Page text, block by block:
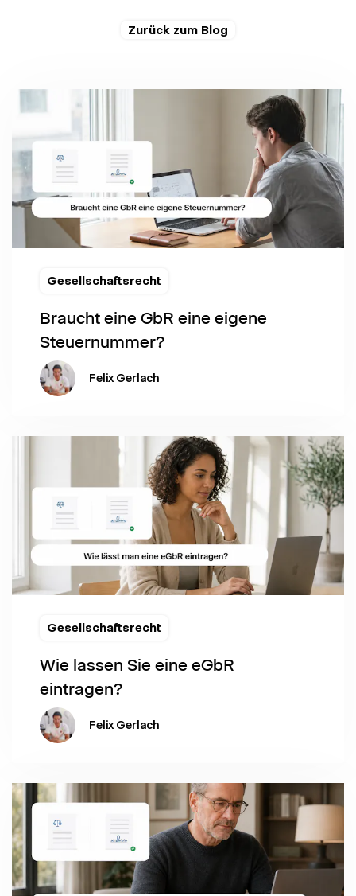
Zurück zum Blog
Gesellschaftsrecht
Braucht eine GbR eine eigene
Steuernummer?
Felix Gerlach
Gesellschaftsrecht
Wie lassen Sie eine eGbR
eintragen?
Felix Gerlach